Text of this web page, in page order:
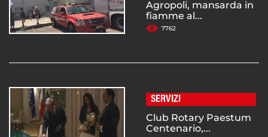
Agropoli, mansarda in
fiamme al...
7762
SERVIZI
Club Rotary Paestum
Centenario,...